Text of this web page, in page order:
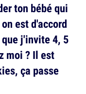
ton bébé qui
est d'accord
j'invite 4, 5
moi ? Il est
ça passe